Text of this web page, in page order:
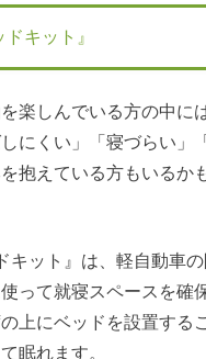
ドキット』
楽しんでいる方の中に
にくい」「寝づらい」
抱えている方もいるか
キット』は、軽自動車
って就寝スペースを確
上にベッドを設置する
眠れます。